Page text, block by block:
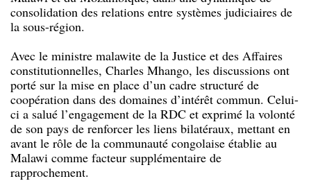
consolidation des relations entre systèmes judiciaires de
la sous-région.
Avec le ministre malawite de la Justice et des Affaires
constitutionnelles, Charles Mhango, les discussions ont
porté sur la mise en place d’un cadre structuré de
coopération dans des domaines d’intérêt commun. Celui-
ci a salué l’engagement de la RDC et exprimé la volonté
de son pays de renforcer les liens bilatéraux, mettant en
avant le rôle de la communauté congolaise établie au
Malawi comme facteur supplémentaire de
rapprochement.